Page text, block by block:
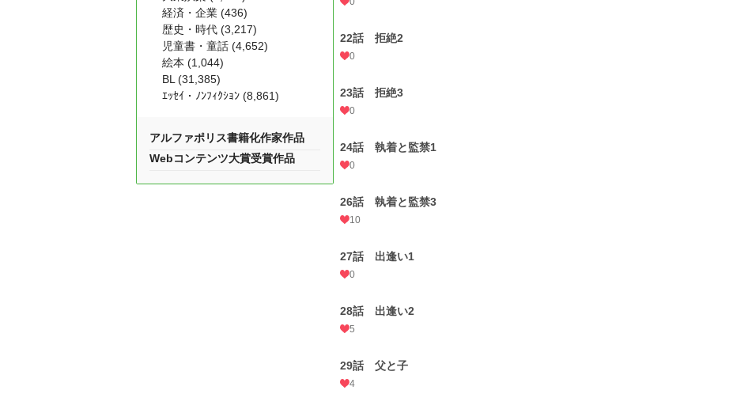
22話 拒絶2
0
23話 拒絶3
0
24話 執着と監禁1
0
26話 執着と監禁3
10
27話 出逢い1
0
28話 出逢い2
5
29話 父と子
4
経済・企業 (436)
歴史・時代 (3,217)
児童書・童話 (4,652)
絵本 (1,044)
BL (31,385)
ｴｯｾｲ・ﾉﾝﾌｨｸｼｮﾝ (8,861)
アルファポリス書籍化作家作品
Webコンテンツ大賞受賞作品